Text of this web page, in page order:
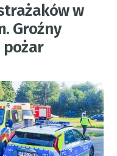
w
Groźny
pożar